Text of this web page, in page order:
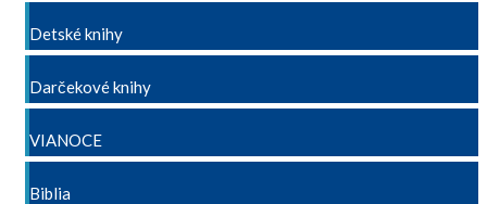
Detské knihy
Darčekové knihy
VIANOCE
Biblia